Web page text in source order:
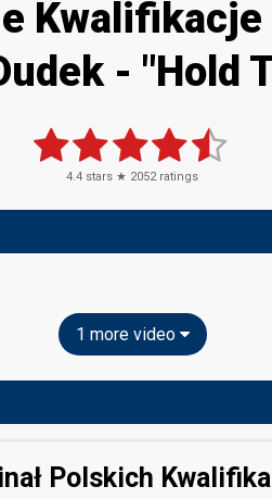
Kwalifikacje
- "Hold
4.4 stars ★ 2052ratings
1 more video
Polskich